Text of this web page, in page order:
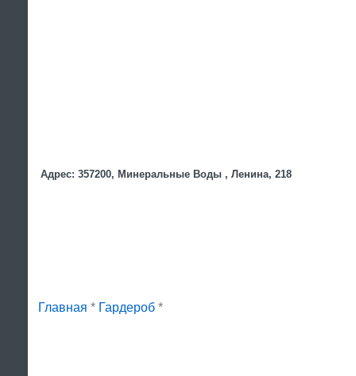
Адрес: 357200, Минеральные Воды , Ленина, 218
Главная * Гардероб *